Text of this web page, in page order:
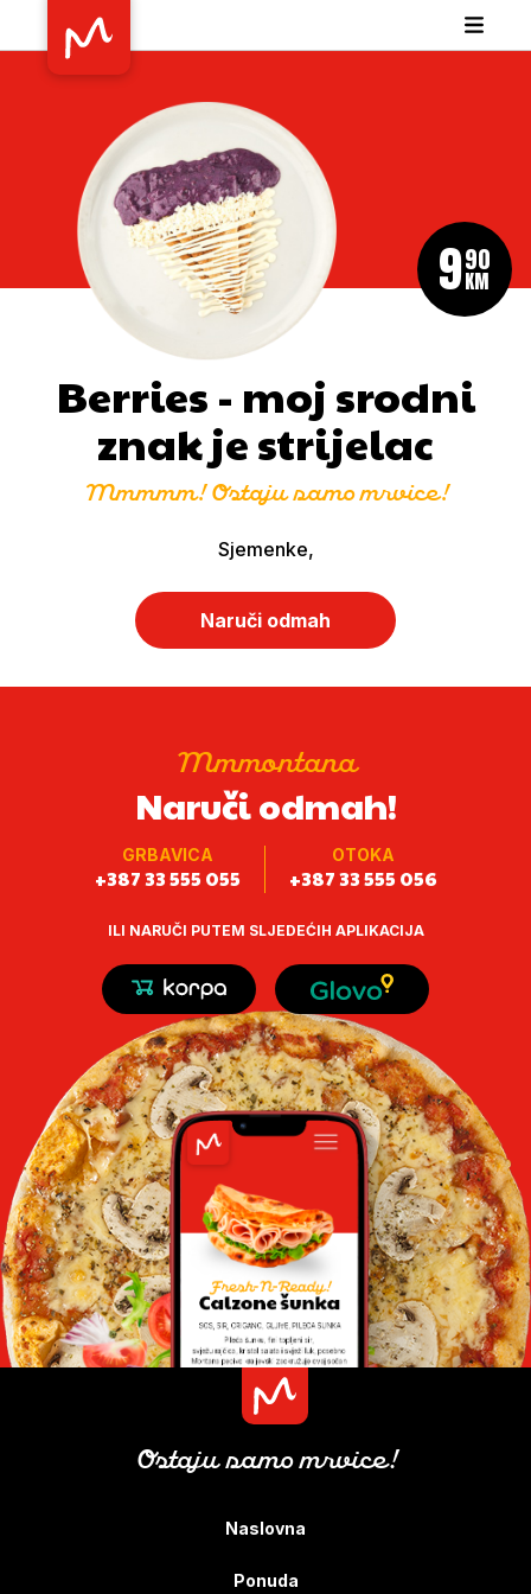
990
KM
Berries - moj srodni
znak je strijelac
Mmmmm! Ostaju samo mrvice!
Sjemenke,
Naruči odmah
Mmmontana
Naruči odmah!
GRBAVICA
+387 33 555 055
OTOKA
+387 33 555 056
ILI NARUČI PUTEM SLJEDEĆIH APLIKACIJA
Ostaju samo mrvice!
Naslovna
Ponuda